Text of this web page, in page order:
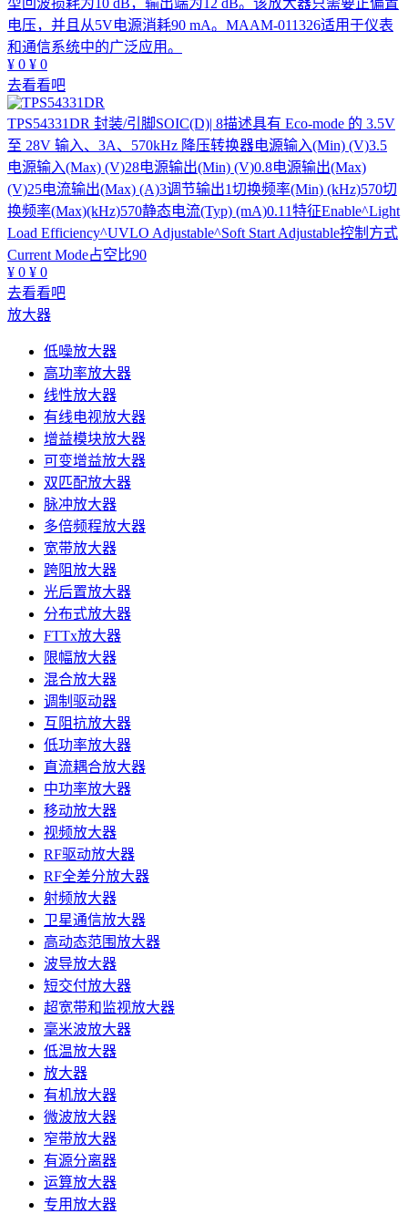
型回波损耗为10 dB，输出端为12 dB。该放大器只需要正偏置
电压，并且从5V电源消耗90 mA。MAAM-011326适用于仪表
和通信系统中的广泛应用。
¥ 0 ¥ 0
去看看吧
TPS54331DR 封装/引脚SOIC(D)| 8描述具有 Eco-mode 的 3.5V
至 28V 输入、3A、570kHz 降压转换器电源输入(Min) (V)3.5
电源输入(Max) (V)28电源输出(Min) (V)0.8电源输出(Max)
(V)25电流输出(Max) (A)3调节输出1切换频率(Min) (kHz)570切
换频率(Max)(kHz)570静态电流(Typ) (mA)0.11特征Enable^Light
Load Efficiency^UVLO Adjustable^Soft Start Adjustable控制方式
Current Mode占空比90
¥ 0 ¥ 0
去看看吧
放大器
低噪放大器
高功率放大器
线性放大器
有线电视放大器
增益模块放大器
可变增益放大器
双匹配放大器
脉冲放大器
多倍频程放大器
宽带放大器
跨阻放大器
光后置放大器
分布式放大器
FTTx放大器
限幅放大器
混合放大器
调制驱动器
互阻抗放大器
低功率放大器
直流耦合放大器
中功率放大器
移动放大器
视频放大器
RF驱动放大器
RF全差分放大器
射频放大器
卫星通信放大器
高动态范围放大器
波导放大器
短交付放大器
超宽带和监视放大器
毫米波放大器
低温放大器
放大器
有机放大器
微波放大器
窄带放大器
有源分离器
运算放大器
专用放大器